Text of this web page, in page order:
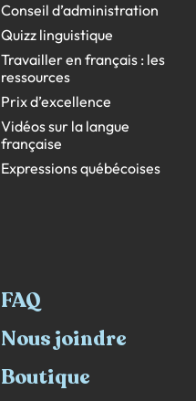
Conseil d’administration
Quizz linguistique
Travailler en français : les
ressources
Prix d’excellence
Vidéos sur la langue
française
Expressions québécoises
FAQ
Nous joindre
Boutique